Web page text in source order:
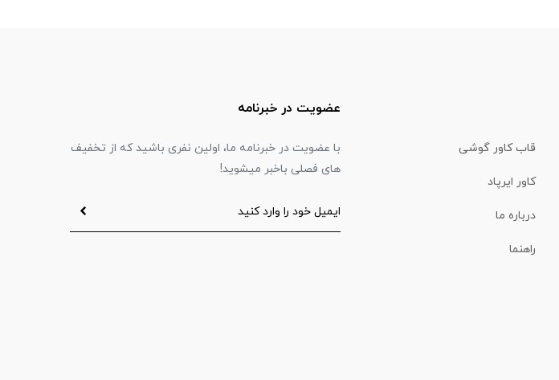
قاب کاور گوشی
کاور ایرپاد
درباره ما
راهنما
عضویت در خبرنامه
با عضویت در خبرنامه ما، اولین نفری باشید که از تخفیف
های فصلی باخبر میشوید!